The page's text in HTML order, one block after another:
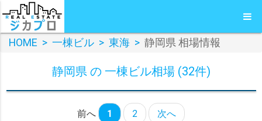
HOME > 一棟ビル > 東海 > 静岡県 相場情報
静岡県 の 一棟ビル相場 (32件)
前へ 1 2 次へ